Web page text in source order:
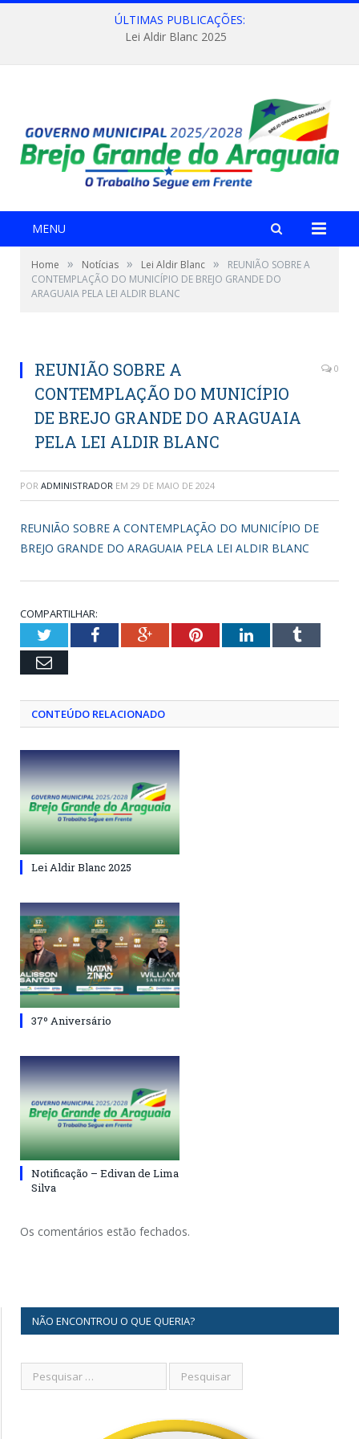
ÚLTIMAS PUBLICAÇÕES:
Lei Aldir Blanc 2025
MENU
Home » Notícias » Lei Aldir Blanc »
REUNIÃO SOBRE A
CONTEMPLAÇÃO DO MUNICÍPIO DE BREJO GRANDE DO
ARAGUAIA PELA LEI ALDIR BLANC
REUNIÃO SOBRE A
CONTEMPLAÇÃO DO MUNICÍPIO
DE BREJO GRANDE DO ARAGUAIA
PELA LEI ALDIR BLANC
0
POR ADMINISTRADOR EM 29 DE MAIO DE 2024
REUNIÃO SOBRE A CONTEMPLAÇÃO DO MUNICÍPIO DE
BREJO GRANDE DO ARAGUAIA PELA LEI ALDIR BLANC
COMPARTILHAR:
TwitterFacebookGoogle+PinterestLinkedInTumblr
Email
CONTEÚDO RELACIONADO
Lei Aldir Blanc 2025
37º Aniversário
Notificação – Edivan de Lima
Silva
Os comentários estão fechados.
NÃO ENCONTROU O QUE QUERIA?